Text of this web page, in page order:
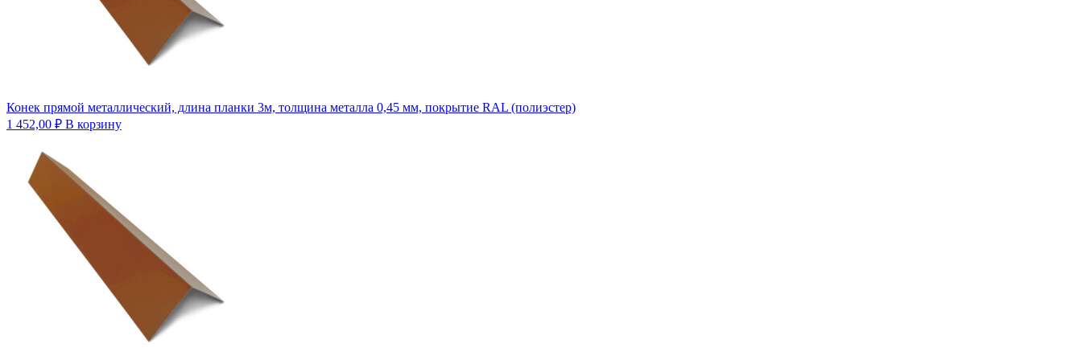
Конек прямой металлический, длина планки 3м, толщина металла 0,45 мм, покрытие RAL (полиэстер)
1 452,00 ₽ В корзину